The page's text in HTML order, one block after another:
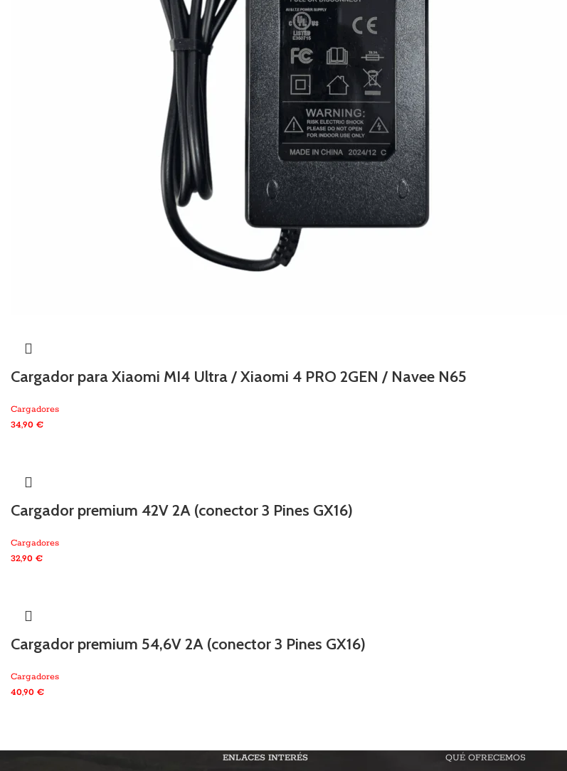
Cargador para Xiaomi MI4 Ultra / Xiaomi 4 PRO 2GEN / Navee N65
Cargadores
34,90 €
Cargador premium 42V 2A (conector 3 Pines GX16)
Cargadores
32,90 €
Cargador premium 54,6V 2A (conector 3 Pines GX16)
Cargadores
40,90 €
ENLACES INTERÉS QUÉ OFRECEMOS